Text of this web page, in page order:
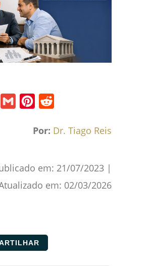
WhatsApp
Gmail Pinterest
Por: Dr. Tiago Reis
em: 21/07/2023 |
em: 02/03/2026